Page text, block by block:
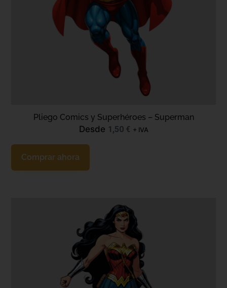
Pliego Comics y Superhéroes – Superman
Desde 1,50 € + IVA
Comprar ahora